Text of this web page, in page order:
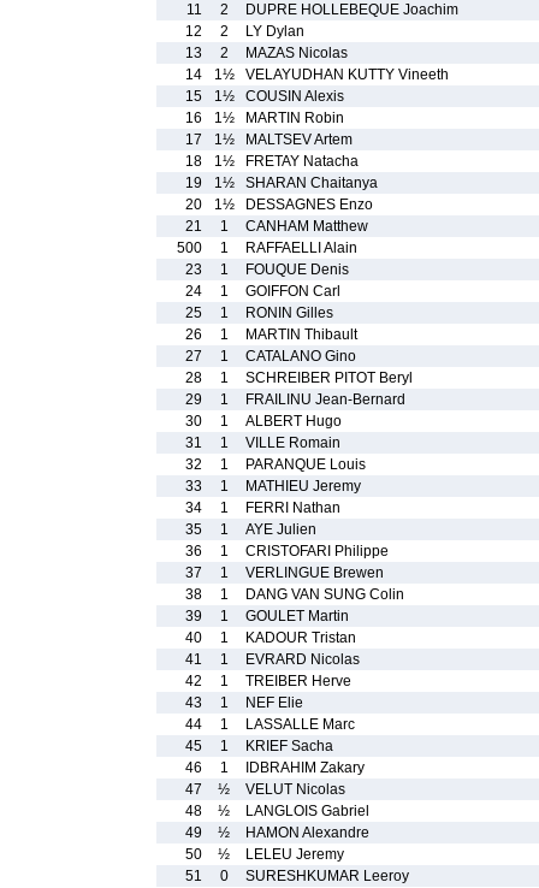
11
2
DUPRE HOLLEBEQUE Joachim
12
2
LY Dylan
13
2
MAZAS Nicolas
14
1½
VELAYUDHAN KUTTY Vineeth
15
1½
COUSIN Alexis
16
1½
MARTIN Robin
17
1½
MALTSEV Artem
18
1½
FRETAY Natacha
19
1½
SHARAN Chaitanya
20
1½
DESSAGNES Enzo
21
1
CANHAM Matthew
500
1
RAFFAELLI Alain
23
1
FOUQUE Denis
24
1
GOIFFON Carl
25
1
RONIN Gilles
26
1
MARTIN Thibault
27
1
CATALANO Gino
28
1
SCHREIBER PITOT Beryl
29
1
FRAILINU Jean-Bernard
30
1
ALBERT Hugo
31
1
VILLE Romain
32
1
PARANQUE Louis
33
1
MATHIEU Jeremy
34
1
FERRI Nathan
35
1
AYE Julien
36
1
CRISTOFARI Philippe
37
1
VERLINGUE Brewen
38
1
DANG VAN SUNG Colin
39
1
GOULET Martin
40
1
KADOUR Tristan
41
1
EVRARD Nicolas
42
1
TREIBER Herve
43
1
NEF Elie
44
1
LASSALLE Marc
45
1
KRIEF Sacha
46
1
IDBRAHIM Zakary
47
½
VELUT Nicolas
48
½
LANGLOIS Gabriel
49
½
HAMON Alexandre
50
½
LELEU Jeremy
51
0
SURESHKUMAR Leeroy